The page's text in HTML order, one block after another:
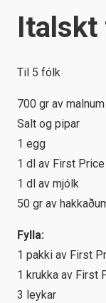
Italskt
Til 5 fólk
700 gr av
Salt og pipar
1 egg
1 dl av First
1 dl av mjólk
50 gr av
Fylla:
1 pakki av First
1 krukka av First
3 leykar